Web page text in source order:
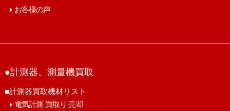
お客様の声
●計測器、測量機買取
■計測器買取機材リスト
電気計測 買取り 売却